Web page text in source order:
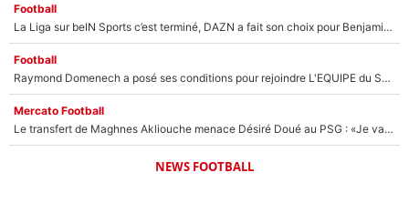
Football
La Liga sur beIN Sports c’est terminé, DAZN a fait son choix pour Benjamin Da Silva et Omar Da Fonseca !
Football
Raymond Domenech a posé ses conditions pour rejoindre L'EQUIPE du Soir : Il refuse de faire l'émission avec un autre chroniqueur !
Mercato Football
Le transfert de Maghnes Akliouche menace Désiré Doué au PSG : «Je valide à 200%»
NEWS FOOTBALL